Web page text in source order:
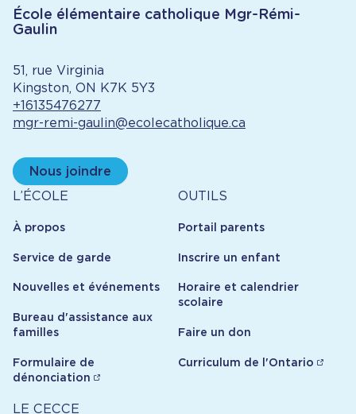
École élémentaire catholique Mgr-Rémi-
Gaulin
51, rue Virginia
Kingston, ON K7K 5Y3
+16135476277
mgr-remi-gaulin@ecolecatholique.ca
Nous joindre
À
propos
L’ÉCOLE
À propos
Service de garde
Nouvelles et événements
Bureau d'assistance aux
familles
Formulaire de
dénonciation
Outils
OUTILS
Portail parents
Inscrire un enfant
Horaire et calendrier
scolaire
Faire un don
Curriculum de l'Ontario
LE CECCE